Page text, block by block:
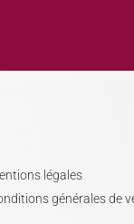
légales
générales de